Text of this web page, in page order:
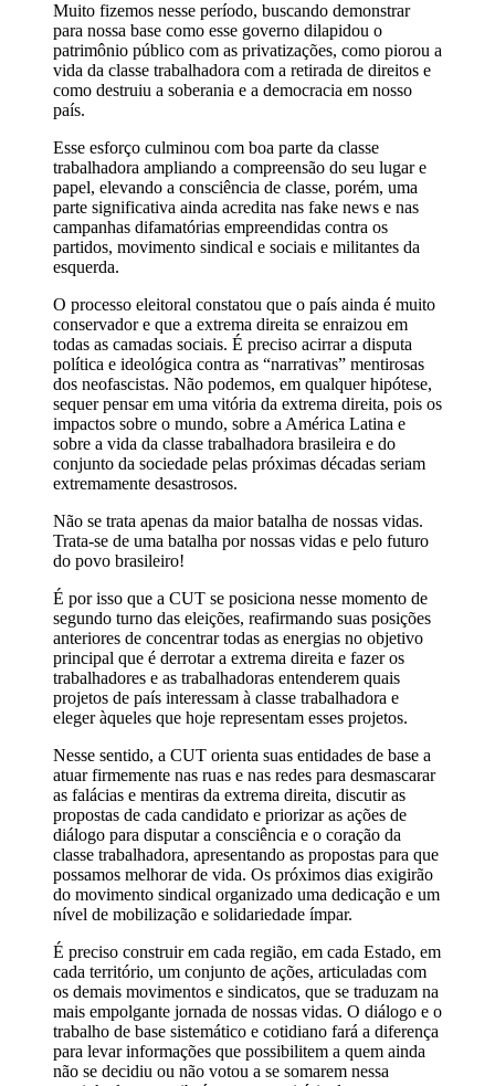
Muito fizemos nesse período, buscando demonstrar
para nossa base como esse governo dilapidou o
patrimônio público com as privatizações, como piorou a
vida da classe trabalhadora com a retirada de direitos e
como destruiu a soberania e a democracia em nosso
país.
Esse esforço culminou com boa parte da classe
trabalhadora ampliando a compreensão do seu lugar e
papel, elevando a consciência de classe, porém, uma
parte significativa ainda acredita nas fake news e nas
campanhas difamatórias empreendidas contra os
partidos, movimento sindical e sociais e militantes da
esquerda.
O processo eleitoral constatou que o país ainda é muito
conservador e que a extrema direita se enraizou em
todas as camadas sociais. É preciso acirrar a disputa
política e ideológica contra as “narrativas” mentirosas
dos neofascistas. Não podemos, em qualquer hipótese,
sequer pensar em uma vitória da extrema direita, pois os
impactos sobre o mundo, sobre a América Latina e
sobre a vida da classe trabalhadora brasileira e do
conjunto da sociedade pelas próximas décadas seriam
extremamente desastrosos.
Não se trata apenas da maior batalha de nossas vidas.
Trata-se de uma batalha por nossas vidas e pelo futuro
do povo brasileiro!
É por isso que a CUT se posiciona nesse momento de
segundo turno das eleições, reafirmando suas posições
anteriores de concentrar todas as energias no objetivo
principal que é derrotar a extrema direita e fazer os
trabalhadores e as trabalhadoras entenderem quais
projetos de país interessam à classe trabalhadora e
eleger àqueles que hoje representam esses projetos.
Nesse sentido, a CUT orienta suas entidades de base a
atuar firmemente nas ruas e nas redes para desmascarar
as falácias e mentiras da extrema direita, discutir as
propostas de cada candidato e priorizar as ações de
diálogo para disputar a consciência e o coração da
classe trabalhadora, apresentando as propostas para que
possamos melhorar de vida. Os próximos dias exigirão
do movimento sindical organizado uma dedicação e um
nível de mobilização e solidariedade ímpar.
É preciso construir em cada região, em cada Estado, em
cada território, um conjunto de ações, articuladas com
os demais movimentos e sindicatos, que se traduzam na
mais empolgante jornada de nossas vidas. O diálogo e o
trabalho de base sistemático e cotidiano fará a diferença
para levar informações que possibilitem a quem ainda
não se decidiu ou não votou a se somarem nessa